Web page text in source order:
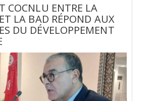
COCNLU ENTRE LA
LA BAD RÉPOND AUX
DU DÉVELOPPEMENT